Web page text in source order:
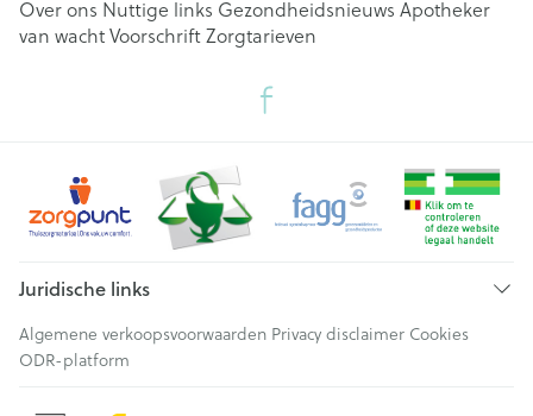
Over ons Nuttige links Gezondheidsnieuws Apotheker
van wachtVoorschriftZorgtarieven
Juridische links
Algemene verkoopsvoorwaarden Privacy disclaimer Cookies
ODR-platform